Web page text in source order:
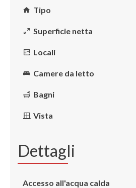
Tipo
Superficie netta
Locali
Camere da letto
Bagni
Vista
Dettagli
Accesso all'acqua calda